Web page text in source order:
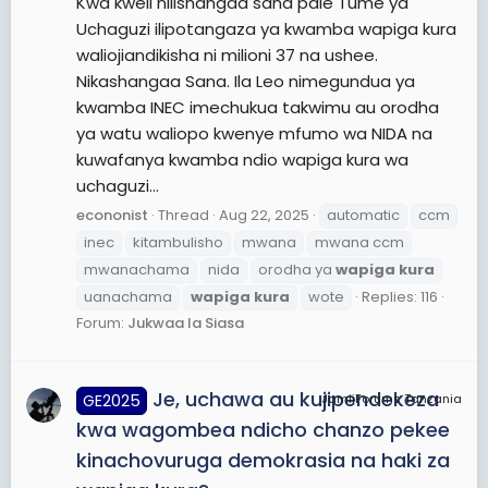
Uchaguzi ilipotangaza ya kwamba wapiga kura
waliojiandikisha ni milioni 37 na ushee.
Nikashangaa Sana. Ila Leo nimegundua ya
kwamba INEC imechukua takwimu au orodha
ya watu waliopo kwenye mfumo wa NIDA na
kuwafanya kwamba ndio wapiga kura wa
uchaguzi...
econonist Thread Aug 22, 2025 automatic
ccm
inec
kitambulisho mwana
mwana ccm
mwanachama
nida orodha ya wapiga kura
uanachama
wapiga kura wote
Replies: 116
Forum: Jukwaa la Siasa
JamiiForums Tanzania
GE2025
Je, uchawa au kujipendekeza
kwa wagombea ndicho chanzo pekee
kinachovuruga demokrasia na haki za